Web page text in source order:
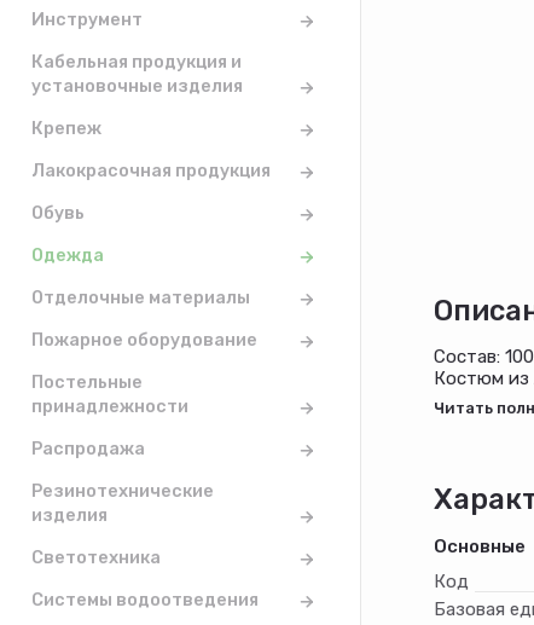
Инструмент
Кабельная продукция и
установочные изделия
Крепеж
Лакокрасочная продукция
Обувь
Одежда
Отделочные материалы
Пожарное оборудование
Постельные
принадлежности
Распродажа
Резинотехнические
изделия
Светотехника
Системы водоотведения
Состав:
Костюм из
отделана
Основные
Код
Базовая